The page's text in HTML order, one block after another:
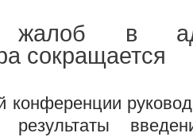
жалоб в
сокращается
конференции